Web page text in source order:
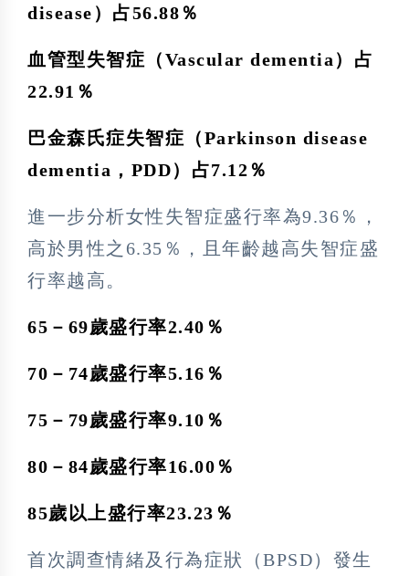
disease）占56.88％
血管型失智症（Vascular dementia）占
22.91％
巴金森氏症失智症（Parkinson disease
dementia，PDD）占7.12％
進一步分析女性失智症盛行率為9.36％，
高於男性之6.35％，且年齡越高失智症盛
行率越高。
65－69歲盛行率2.40％
70－74歲盛行率5.16％
75－79歲盛行率9.10％
80－84歲盛行率16.00％
85歲以上盛行率23.23％
首次調查情緒及行為症狀（BPSD）發生